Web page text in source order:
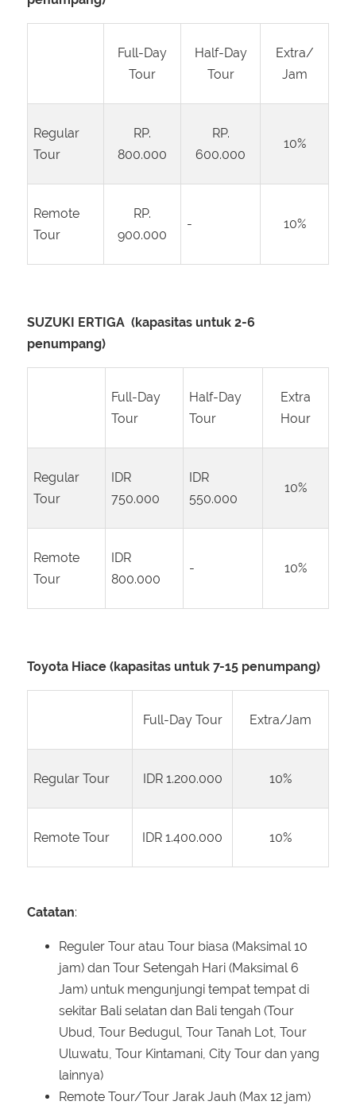
Full-Day
Tour
Half-Day
Tour
Extra/
Jam
Regular
Tour
RP.
800.000
RP.
600.000
10%
Remote
Tour
RP.
900.000
- 10%
SUZUKI ERTIGA (kapasitas untuk 2-6
penumpang)
Full-Day
Tour
Half-Day
Tour
Extra
Hour
Regular
Tour
IDR
750.000
IDR
550.000
10%
Remote
Tour
IDR
800.000
- 10%
Toyota Hiace (kapasitas untuk 7-15 penumpang)
Full-Day Tour Extra/Jam
Regular Tour IDR 1.200.000 10%
Remote Tour IDR 1.400.000 10%
Catatan:
Reguler Tour atau Tour biasa (Maksimal 10
jam) dan Tour Setengah Hari (Maksimal 6
Jam) untuk mengunjungi tempat tempat di
sekitar Bali selatan dan Bali tengah (Tour
Ubud, Tour Bedugul, Tour Tanah Lot, Tour
Uluwatu, Tour Kintamani, City Tour dan yang
lainnya)
Remote Tour/Tour Jarak Jauh (Max 12 jam)